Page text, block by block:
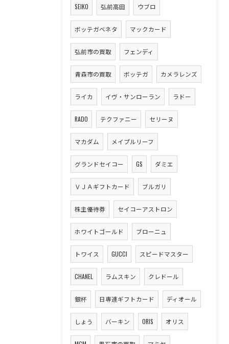
SEIKO 弘前高田 ウブロ
ボッテガベネタ マックカード
弘前市の買取 フェンディ
青森市の買取 ボッテガ カメラレンズ
ライカ イヴ・サンローラン ラドー
RADO テクファニー セリーヌ
マカダム メイプルリーフ
グランドセイコー GS ダミエ
ＶＪＡギフトカード ブルガリ
株主優待券 セイコーアストロン
ホワイトゴールド ブローニュ
トワイス GUCCI スピードマスター
CHANEL ラムスキン クレドール
銀杯 日専連ギフトカード ディオール
しょう バーキン ORIS オリス